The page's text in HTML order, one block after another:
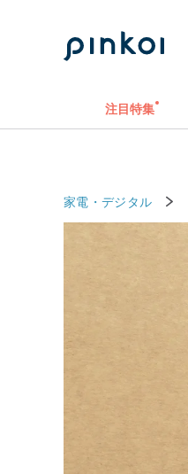
注目特集
家電・デジタル